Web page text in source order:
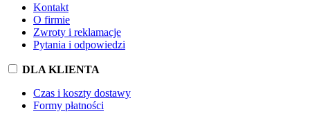
Kontakt
O firmie
Zwroty i reklamacje
Pytania i odpowiedzi
DLA KLIENTA
Czas i koszty dostawy
Formy płatności